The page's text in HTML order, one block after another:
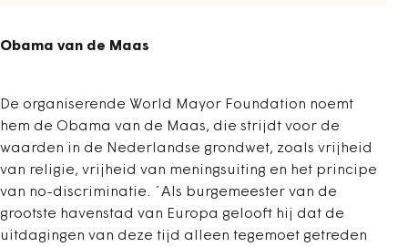
Obama van de Maas
De organiserende World Mayor Foundation noemt
hem de Obama van de Maas, die strijdt voor de
waarden in de Nederlandse grondwet, zoals vrijheid
van religie, vrijheid van meningsuiting en het principe
van no-discriminatie. ´Als burgemeester van de
grootste havenstad van Europa gelooft hij dat de
uitdagingen van deze tijd alleen tegemoet getreden